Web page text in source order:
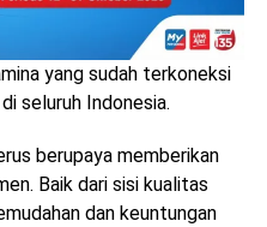
yang sudah terkoneksi
seluruh Indonesia.
berupaya memberikan
Baik dari sisi kualitas
dan keuntungan